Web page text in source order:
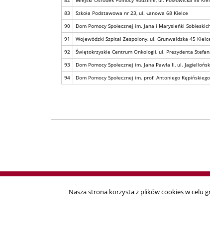
83
Szkoła Podstawowa nr 23, ul. Łanowa 68 Kielce
90
Dom Pomocy Społecznej im. Jana i Marysieńki
91
Wojewódzki Szpital Zespolony, ul. Grunwaldzka 45
92
Świętokrzyskie Centrum Onkologii, ul. Prezydenta
93
Dom Pomocy Społecznej im. Jana Pawła II, ul.
94
Dom Pomocy Społecznej im. prof. Antoniego
Państwowa
Nasza strona korzysta z plików cookies w celu